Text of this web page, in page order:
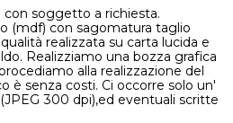
con soggetto a richiesta.
(mdf) con sagomatura taglio
realizzata su carta lucida e
Realizziamo una bozza grafica
alla realizzazione del
è senza costi. Ci occorre solo un'
300 dpi),ed eventuali scritte